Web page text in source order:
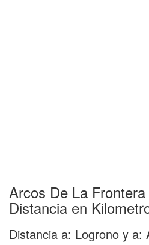
Arcos De La
Distancia en
Distancia a: Logrono y a: